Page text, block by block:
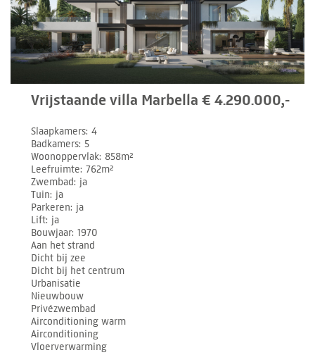
Vrijstaande villa Marbella € 4.290.000,-
Slaapkamers 4
Badkamers 5
Woonoppervlak 858m²
Leefruimte 762m²
Zwembad ja
Tuin ja
Parkeren ja
Lift ja
Bouwjaar 1970
Aan het strand
Dicht bij zee
Dicht bij het centrum
Urbanisatie
Nieuwbouw
Privézwembad
Airconditioning warm
Airconditioning
Vloerverwarming